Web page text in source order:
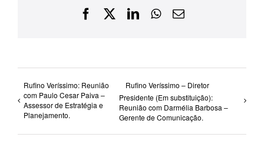
Facebook
X LinkedInWhatsApp
E-
Rufino Veríssimo: Reunião
com Paulo Cesar Paiva –
Assessor de Estratégia e
Planejamento.
Rufino Veríssimo – Diretor
Presidente (Em substituição):
Reunião com Darmélia Barbosa –
Gerente de Comunicação.